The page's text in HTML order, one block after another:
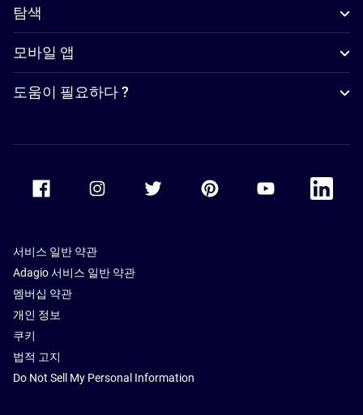
탐색
모바일 앱
도움이 필요하다 ?
Accor Youtube
Accor
서비스 일반 약관
Adagio 서비스 일반 약관
멤버십 약관
개인 정보
쿠키
법적 고지
Do Not Sell My Personal Information